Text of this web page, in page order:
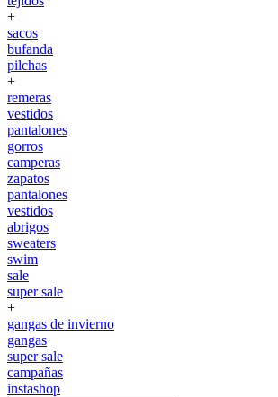
+
sacos
bufanda
pilchas
+
remeras
vestidos
pantalones
gorros
camperas
zapatos
pantalones
vestidos
abrigos
sweaters
swim
sale
super sale
+
gangas de invierno
gangas
super sale
campañas
instashop